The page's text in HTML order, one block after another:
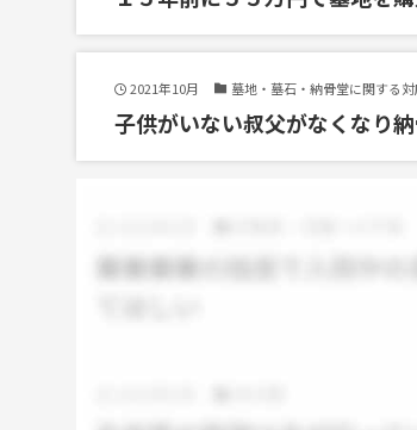
2021年10月 墓地・墓石・納骨堂に関する
子供がいない叔父がなくなり